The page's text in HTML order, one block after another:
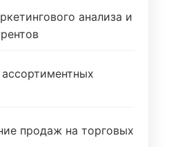
анализа и
продаж на торговых